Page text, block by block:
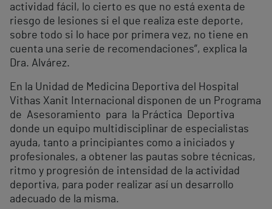
actividad fácil, lo cierto es que no está exenta de
riesgo de lesiones si el que realiza este deporte,
sobre todo si lo hace por primera vez, no tiene en
cuenta una serie de recomendaciones”, explica la
Dra. Alvárez.
En la Unidad de Medicina Deportiva del Hospital
Vithas Xanit Internacional disponen de un Programa
de Asesoramiento para la Práctica Deportiva
donde un equipo multidisciplinar de especialistas
ayuda, tanto a principiantes como a iniciados y
profesionales, a obtener las pautas sobre técnicas,
ritmo y progresión de intensidad de la actividad
deportiva, para poder realizar así un desarrollo
adecuado de la misma.